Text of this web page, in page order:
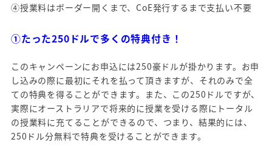
④授業料はボーダー開くまで、CoE発行するまで支払い不要
①たった250ドルで多くの特典付き！
このキャンペーンにお申込には250豪ドルが掛かります。お申
し込みの際に最初にそれを払って頂きますが、それのみで全
ての特典を得ることができます。また、この250ドルですが、
実際にオーストラリアで将来的に授業を受ける際にトータル
の授業料に充てることができるので、つまり、結果的には、
250ドル分無料で特典を受けることができます。